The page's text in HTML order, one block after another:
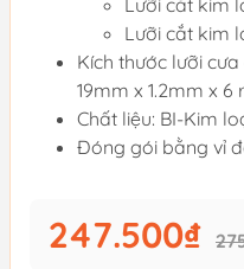
Lưỡi cắt kim
Kích thước lưỡi
19mm x 1.2mm x 6
Chất liệu: BI-Kim
Đóng gói bằng vỉ
247.500₫